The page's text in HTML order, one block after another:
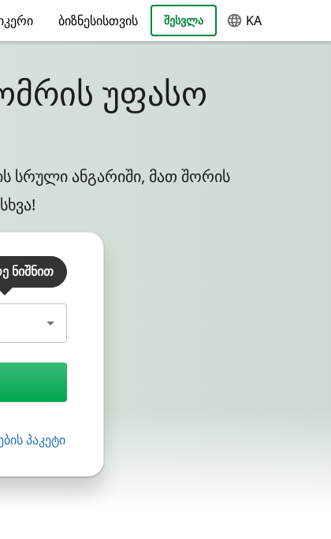
ᲑᲘᲖᲜᲔᲡᲘᲡᲗᲕᲘᲡ ᲨᲔᲡᲕᲚᲐ KA
უფასო
სრული ანგარიში, მათ შორის
Ნიშნით
პაკეტი